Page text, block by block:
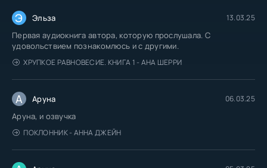
Э Эльза 13.03.25
Первая аудиокнига автора, которую прослушала. С
удовольствием познакомлюсь и с другими.
ХРУПКОЕ РАВНОВЕСИЕ. КНИГА 1 - АНА ШЕРРИ
А Аруна 06.03.25
Аруна, и озвучка
ПОКЛОННИК - АННА ДЖЕЙН